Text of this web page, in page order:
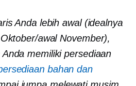
Anda lebih awal (idealnya
awal November),
memiliki persediaan
bahan dan